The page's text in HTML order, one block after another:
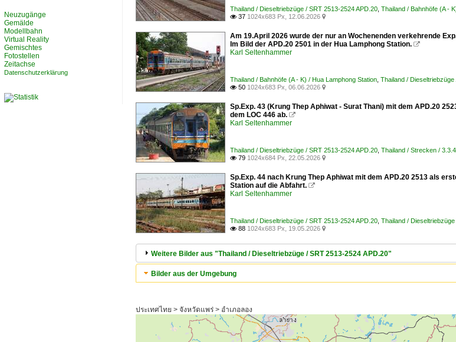
Thailand / Dieseltriebzüge / SRT 2513-2524 APD.20 Thailand / Bahnhöfe (A -
 37 1024x683 Px, 12.06.2026 
Am 19.April 2026 wurde der nur an Wochenenden verkehrende
Im Bild der APD.20 2501 in der Hua Lamphong Station. 
Karl Seltenhammer
Thailand / Bahnhöfe (A - K) / Hua Lamphong Station Thailand /
 50 1024x683 Px, 06.06.2026 
Sp.Exp. 43 (Krung Thep Aphiwat - Surat Thani) mit dem APD.20
dem LOC 446 ab. 
Karl Seltenhammer
Thailand / Dieseltriebzüge / SRT 2513-2524 APD.20 Thailand / Strecken /
 79 1024x684 Px, 22.05.2026 
Sp.Exp. 44 nach Krung Thep Aphiwat mit dem APD.20 2513 als
Station auf die Abfahrt. 
Karl Seltenhammer
Thailand / Dieseltriebzüge / SRT 2513-2524 APD.20 Thailand /
 88 1024x683 Px, 19.05.2026 
Weitere Bilder aus "Thailand / Dieseltriebzüge / SRT 2513-2524 APD.20"
Bilder aus der Umgebung
ประเทศไทย > จังหวัดแพร่ > อำเภอลอง
Neuzugänge
Gemälde
Modellbahn
Virtual Reality
Gemischtes
Fotostellen
Zeitachse
Datenschutzerklärung